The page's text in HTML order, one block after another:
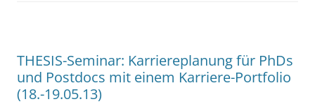
o
k
THESIS-Seminar: Karriereplanung für PhDs
und Postdocs mit einem Karriere-Portfolio
(18.-19.05.13)